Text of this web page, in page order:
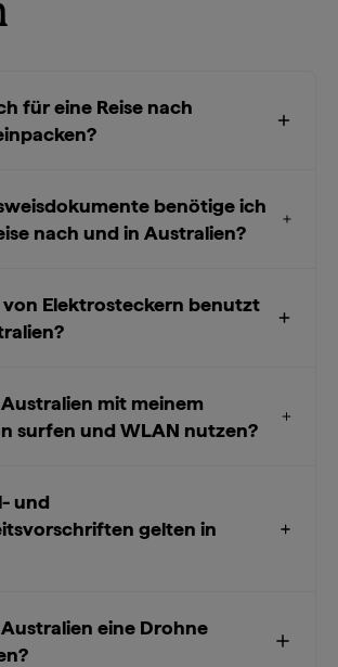
für eine Reise nach
benötige ich
nach und in Australien?
Elektrosteckern benutzt
mit meinem
surfen und WLAN nutzen?
und
gelten in
eine Drohne